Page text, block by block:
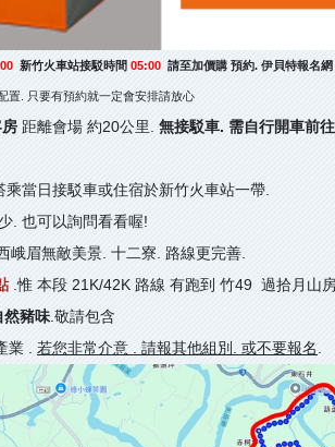
新竹火車站接駁時間 05:00 請至加價購 預約. 伊貝特報名
置. 只要有預約就一定會安排請放心
距離會場 約20公里. 無接駁車. 需自行開車前
當日接駁車或住宿於新竹火車站一帶.
. 也可以詢問看看喔!
峨眉無敵美景. 十二寮. 路線更完善.
.惟 本段 21K/42K 路線 有跑到 竹49 過拾月山
然豬味.敬請包含
業 . 若您非常介意 . 請報其他組別. 或不要報名.